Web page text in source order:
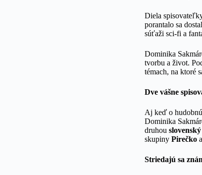
Diela
porantalo sa
súťaži sci-fi a
Dominika
tvorbu a život.
témach, na ktoré
Dve vášne
Aj keď o
Dominika
druhou
skupiny Pirečko
Striedajú sa